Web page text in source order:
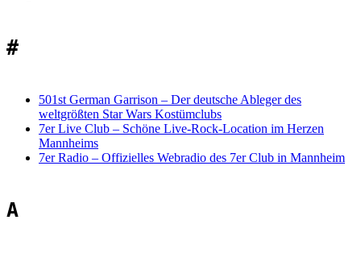
#
501st German Garrison – Der deutsche Ableger des
weltgrößten Star Wars Kostümclubs
7er Live Club – Schöne Live-Rock-Location im Herzen
Mannheims
7er Radio – Offizielles Webradio des 7er Club in Mannheim
A